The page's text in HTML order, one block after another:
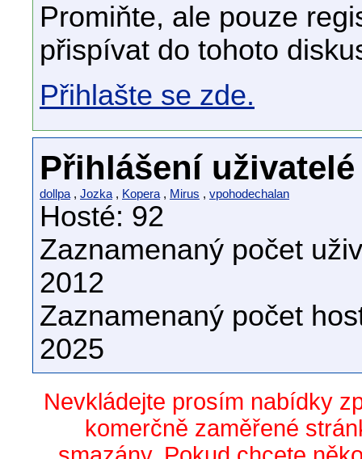
Promiňte, ale pouze
přispívat do tohoto
Přihlašte se zde.
Přihlášení uživatelé
dollpa, Jozka, Kopera, Mirus , vpohodechalan
Hosté: 92
Zaznamenaný počet
2012
Zaznamenaný počet
2025
Nevkládejte prosím nabídky
komerčně zaměřené